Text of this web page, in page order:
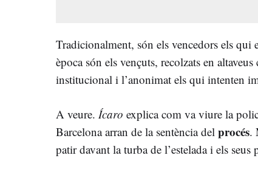
Tradicionalment, són els vencedors els qui
època són els vençuts, recolzats en
institucional i l’anonimat els qui intenten
A veure. Ícaro explica com va viure la
Barcelona arran de la sentència del procés.
patir davant la turba de l’estelada i els seus